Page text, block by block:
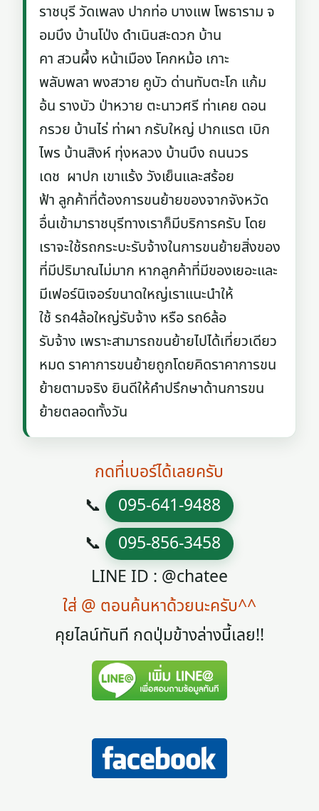
ราชบุรี วัดเพลง ปากท่อ บางแพ โพธาราม จ
อมบึง บ้านโป่ง ดำเนินสะดวก บ้าน
คา สวนผึ้ง หน้าเมือง โคกหม้อ เกาะ
พลับพลา พงสวาย คูบัว ด่านทับตะโก แก้ม
อ้น รางบัว ป่าหวาย ตะนาวศรี ท่าเคย ดอน
กรวย บ้านไร่ ท่าผา กรับใหญ่ ปากแรต เบิก
ไพร บ้านสิงห์ ทุ่งหลวง บ้านบึง ถนนวร
เดช ผาปก เขาแร้ง วังเย็นและสร้อย
ฟ้า ลูกค้าที่ต้องการขนย้ายของจากจังหวัด
อื่นเข้ามาราชบุรีทางเราก็มีบริการครับ โดย
เราจะใช้รถกระบะรับจ้างในการขนย้ายสิ่งของ
ที่มีปริมาณไม่มาก หากลูกค้าที่มีของเยอะและ
มีเฟอร์นิเจอร์ขนาดใหญ่เราแนะนำให้
ใช้ รถ4ล้อใหญ่รับจ้าง หรือ รถ6ล้อ
รับจ้าง เพราะสามารถขนย้ายไปได้เที่ยวเดียว
หมด ราคาการขนย้ายถูกโดยคิดราคาการขน
ย้ายตามจริง ยินดีให้คำปรึกษาด้านการขน
ย้ายตลอดทั้งวัน
กดที่เบอร์ได้เลยครับ
📞 095-641-9488
📞 095-856-3458
LINE ID : @chatee
ใส่ @ ตอนค้นหาด้วยนะครับ^^
คุยไลน์ทันที กดปุ่มข้างล่างนี้เลย!!